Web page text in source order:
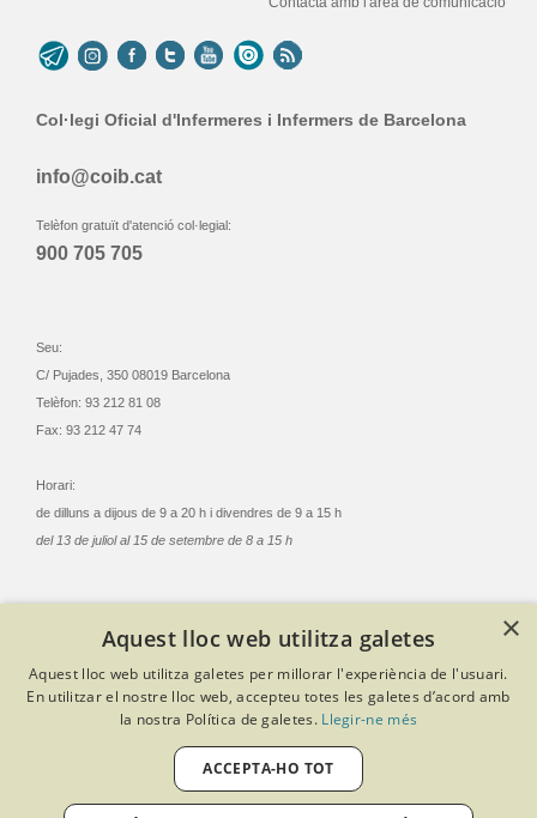
Col·legi Oficial d'Infermeres i Infermers de Barcelona
info@coib.cat
Telèfon gratuït d'atenció col·legial:
900 705 705
Seu:
C/ Pujades, 350 08019 Barcelona
Telèfon: 93 212 81 08
Fax: 93 212 47 74
Horari:
de dilluns a dijous de 9 a 20 h i divendres de 9 a 15 h
del 13 de juliol al 15 de setembre de 8 a 15 h
© Col·legi Oficial Infermeres i Infermers de Barcelona
Criteris de privacitat
Política de cookies
Avís legal
Política de protecció de dades
Política de qualitat
Desenvolupat amb Softeng Portal Builder
×
Aquest lloc web utilitza galetes
Aquest lloc web utilitza galetes per millorar l'experiència de l'usuari.
En utilitzar el nostre lloc web, accepteu totes les galetes d’acord amb
la nostra Política de galetes. Llegir-ne més
ACCEPTA-HO TOT